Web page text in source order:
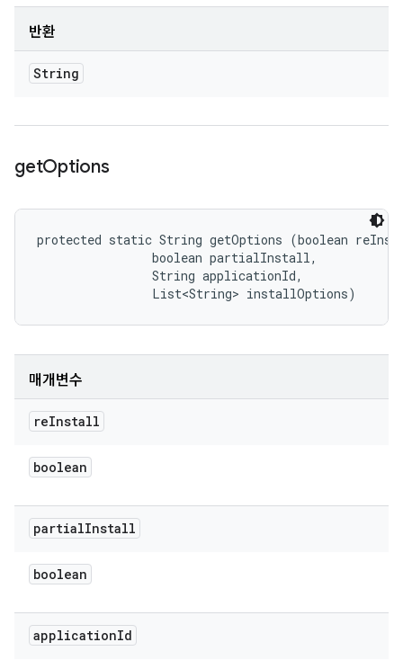
반환
String
getOptions
protected static String getOptions (boolean
                boolean partialInstall,
                String applicationId,
                List<String> installOptions)
매개변수
reInstall
boolean
partialInstall
boolean
applicationId